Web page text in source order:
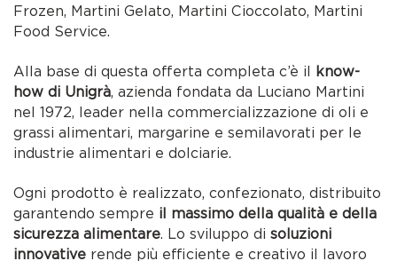
Frozen, Martini Gelato, Martini Cioccolato, Martini
Food Service.
Alla base di questa offerta completa c’è il know-
how di Unigrà, azienda fondata da Luciano Martini
nel 1972, leader nella commercializzazione di oli e
grassi alimentari, margarine e semilavorati per le
industrie alimentari e dolciarie.
Ogni prodotto è realizzato, confezionato, distribuito
garantendo sempre il massimo della qualità e della
sicurezza alimentare. Lo sviluppo disoluzioni
innovative rende più efficiente e creativo il lavoro